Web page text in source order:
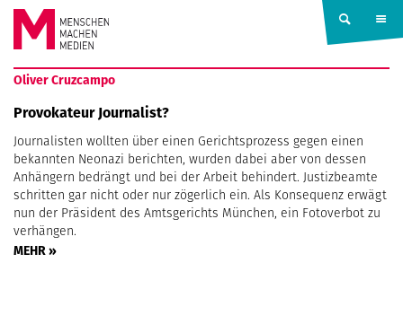
Springe zum Inhalt
MENSCHEN
MACHEN
MEDIEN
Oliver Cruzcampo
Provokateur Journalist?
Journalisten wollten über einen Gerichtsprozess gegen einen
bekannten Neonazi berichten, wurden dabei aber von dessen
Anhängern bedrängt und bei der Arbeit behindert. Justizbeamte
schritten gar nicht oder nur zögerlich ein. Als Konsequenz erwägt
nun der Präsident des Amtsgerichts München, ein Fotoverbot zu
verhängen.
MEHR »